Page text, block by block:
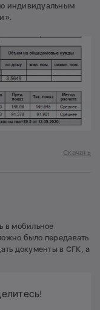
индивидуальным
Скачать
в мобильное
было передавать
документы в СГК, а